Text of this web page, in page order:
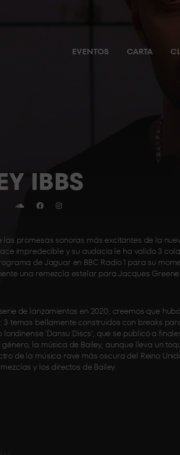
EVENTOS CARTA
IBBS
las promesas sonoras más excitantes de la
impredecible y su audacia le ha valido 3
de Jaguar en BBC Radio 1 para su
una remezcla estelar para Jacques
de lanzamientos en 2020, creemos que
3 temas bellamente construidos con breaks
londinense ‘Dansu Discs’, que se publicó a
la música de Bailey, aunque lleva un
de la música rave más oscura del Reino
y los directos de Bailey.